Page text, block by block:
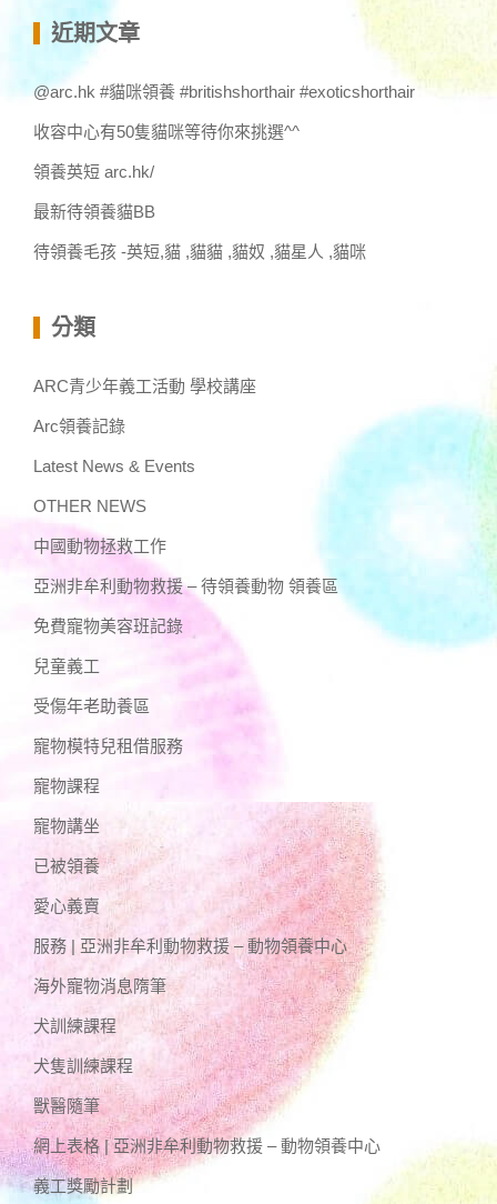
鍵 近期文章
@arc.hk #貓咪領養 #britishshorthair #exoticshorthair
收容中心有50隻貓咪等待你來挑選^^
領養英短 arc.hk/
最新待領養貓BB
待領養毛孩 -英短,貓 ,貓貓 ,貓奴 ,貓星人 ,貓咪
分類
ARC青少年義工活動 學校講座
Arc領養記錄
Latest News & Events
OTHER NEWS
中國動物拯救工作
亞洲非牟利動物救援 – 待領養動物 領養區
免費寵物美容班記錄
兒童義工
受傷年老助養區
寵物模特兒租借服務
寵物課程
寵物講坐
已被領養
愛心義賣
服務 | 亞洲非牟利動物救援 – 動物領養中心
海外寵物消息隋筆
犬訓練課程
犬隻訓練課程
獸醫隨筆
網上表格 | 亞洲非牟利動物救援 – 動物領養中心
義工獎勵計劃